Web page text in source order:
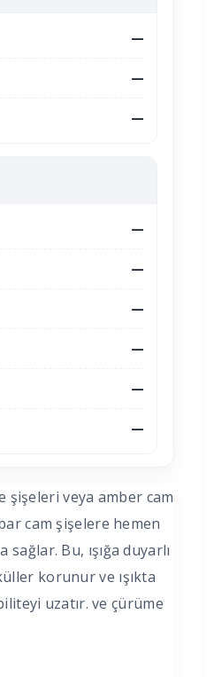
—
—
—
—
—
—
—
—
—
şişeleri veya amber cam
cam şişelere hemen
Bu, ışığa duyarlı
korunur ve ışıkta
uzatır. ve çürüme